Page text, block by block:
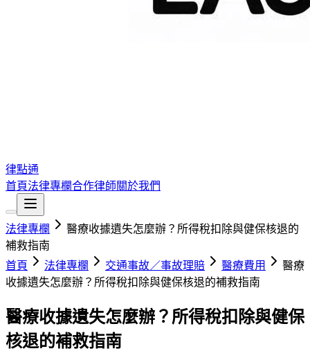
律點通
首頁法律專欄合作律師關於我們
法律專欄
醫療收據遺失怎麼辦？所得稅扣除與健保核退的
補救指南
首頁
法律專欄 交通事故／事故理賠 醫療費用
醫療
收據遺失怎麼辦？所得稅扣除與健保核退的補救指南
醫療收據遺失怎麼辦？所得稅扣除與健保
核退的補救指南